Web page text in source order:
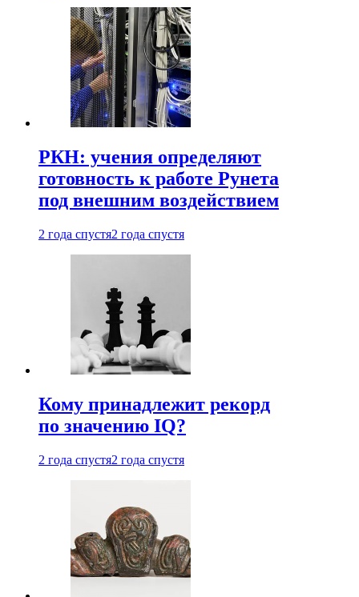
РКН: учения определяют
готовность к работе Рунета
под внешним воздействием
2 года спустя2 года спустя
Кому принадлежит рекорд
по значению IQ?
2 года спустя2 года спустя